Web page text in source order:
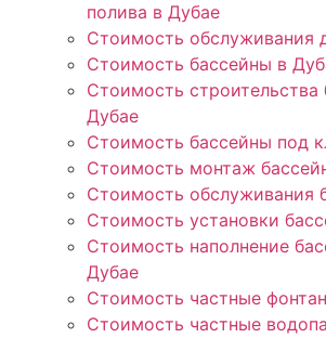
полива в Дубае
Стоимость обслуживания
Стоимость бассейны в
Стоимость строительства
Дубае
Стоимость бассейны под
Стоимость монтаж
Стоимость обслуживания
Стоимость установки
Стоимость наполнение
Дубае
Стоимость частные
Стоимость частные